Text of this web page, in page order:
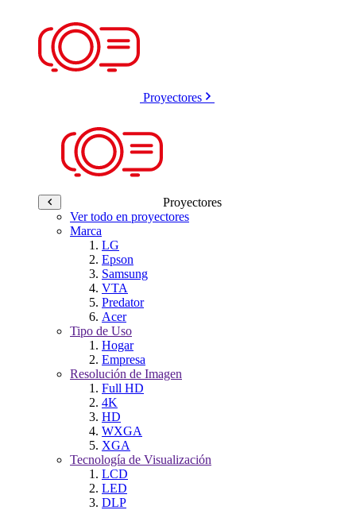
Proyectores
Proyectores
Ver todo en proyectores
Marca
LG
Epson
Samsung
VTA
Predator
Acer
Tipo de Uso
Hogar
Empresa
Resolución de Imagen
Full HD
4K
HD
WXGA
XGA
Tecnología de Visualización
LCD
LED
DLP